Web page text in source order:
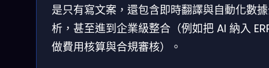
是只有寫文案，還包含即時翻譯與自動化數
析，甚至進到企業級整合（例如把 AI 納入
做費用核算與合規審核）。